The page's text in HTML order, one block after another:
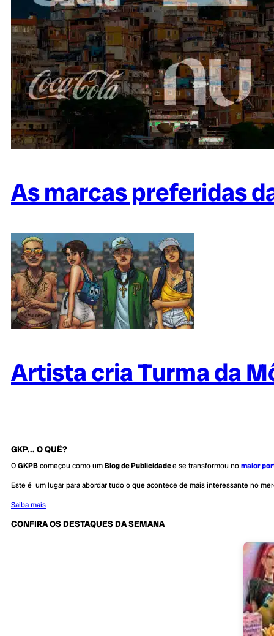
As marcas preferidas
Artista cria Turma da
GKP... O QUÊ?
OGKPBcomeçou como umBlog de Publicidadee se transformou nomaior
Este é um lugar para abordar tudo o que acontece de mais interessante no
Saiba mais
CONFIRA OS DESTAQUES DA SEMANA